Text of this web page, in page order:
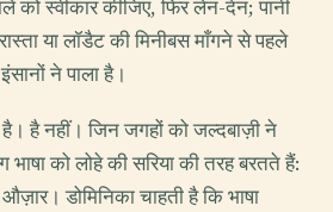
को स्वीकार कीजिए, फिर लेन-देन; पानी
या लॉडैट की मिनीबस माँगने से पहले
ने पाला है।
है नहीं। जिन जगहों को जल्दबाज़ी ने
भाषा को लोहे की सरिया की तरह बरतते हैं:
डोमिनिका चाहती है कि भाषा